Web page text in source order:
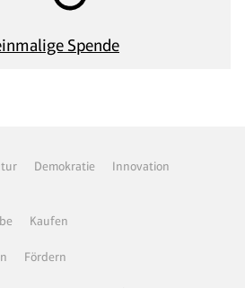
Spende
Demokratie
Innovation
Kaufen
Fördern